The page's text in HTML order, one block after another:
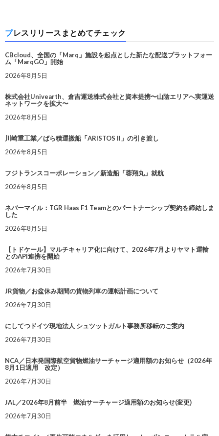
プレスリリースまとめてチェック
CBcloud、全国の「Marq」施設を起点とした新たな配送プラットフォー
ム「MarqGO」開始
2026年8月5日
株式会社Univearth、倉吉運送株式会社と資本提携〜山陰エリアへ実運送
ネットワークを拡大〜
2026年8月5日
川崎重工業／ばら積運搬船「ARISTOS II」の引き渡し
2026年8月5日
フジトランスコーポレーション／新造船「蓉翔丸」就航
2026年8月5日
ネバーマイル：TGR Haas F1 Teamとのパートナーシップ契約を締結しま
した
2026年8月5日
【トドケール】マルチキャリア化に向けて、2026年7月よりヤマト運輸
とのAPI連携を開始
2026年7月30日
JR貨物／お盆休み期間の貨物列車の運転計画について
2026年7月30日
にしてつドイツ現地法人 シュツットガルト事務所移転のご案内
2026年7月30日
NCA／日本発国際航空貨物燃油サーチャージ適用額のお知らせ（2026年
8月1日適用 改定）
2026年7月30日
JAL／2026年8月前半 燃油サーチャージ適用額のお知らせ(変更)
2026年7月30日